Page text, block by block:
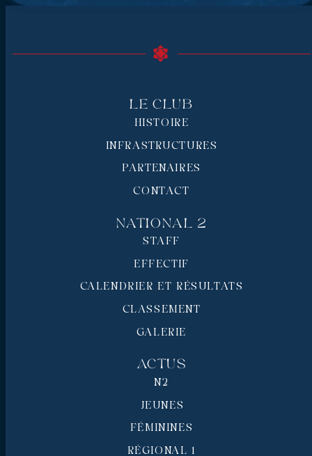
Le Club
HISTOIRE
INFRASTRUCTURES
PARTENAIRES
CONTACT
National 2
STAFF
EFFECTIF
CALENDRIER ET RÉSULTATS
CLASSEMENT
GALERIE
Actus
N2
JEUNES
FÉMININES
RÉGIONAL 1